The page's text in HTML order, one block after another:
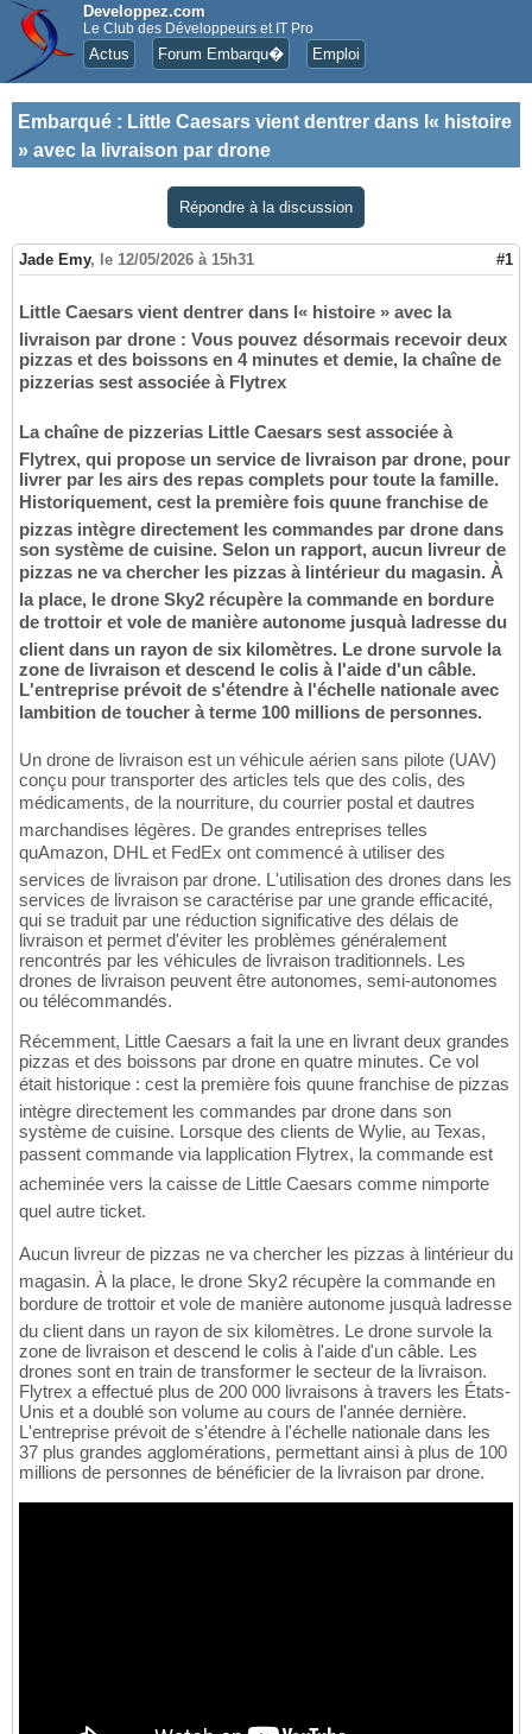
Developpez.com
Le Club des Développeurs et IT Pro
Actus Forum Embarqu� Emploi
Embarqué : Little Caesars vient dentrer dans l« histoire
» avec la livraison par drone
Répondre à la discussion
Jade Emy, le 12/05/2026 à 15h31 #1
Little Caesars vient dentrer dans l« histoire » avec la
livraison par drone : Vous pouvez désormais recevoir deux
pizzas et des boissons en 4 minutes et demie, la chaîne de
pizzerias sest associée à Flytrex
La chaîne de pizzerias Little Caesars sest associée à
Flytrex, qui propose un service de livraison par drone, pour
livrer par les airs des repas complets pour toute la famille.
Historiquement, cest la première fois quune franchise de
pizzas intègre directement les commandes par drone dans
son système de cuisine. Selon un rapport, aucun livreur de
pizzas ne va chercher les pizzas à lintérieur du magasin. À
la place, le drone Sky2 récupère la commande en bordure
de trottoir et vole de manière autonome jusquà ladresse du
client dans un rayon de six kilomètres. Le drone survole la
zone de livraison et descend le colis à l'aide d'un câble.
L'entreprise prévoit de s'étendre à l'échelle nationale avec
lambition de toucher à terme 100 millions de personnes.
Un drone de livraison est un véhicule aérien sans pilote (UAV)
conçu pour transporter des articles tels que des colis, des
médicaments, de la nourriture, du courrier postal et dautres
marchandises légères. De grandes entreprises telles
quAmazon, DHL et FedEx ont commencé à utiliser des
services de livraison par drone. L'utilisation des drones dans les
services de livraison se caractérise par une grande efficacité,
qui se traduit par une réduction significative des délais de
livraison et permet d'éviter les problèmes généralement
rencontrés par les véhicules de livraison traditionnels. Les
drones de livraison peuvent être autonomes, semi-autonomes
ou télécommandés.
Récemment, Little Caesars a fait la une en livrant deux grandes
pizzas et des boissons par drone en quatre minutes. Ce vol
était historique : cest la première fois quune franchise de pizzas
intègre directement les commandes par drone dans son
système de cuisine. Lorsque des clients de Wylie, au Texas,
passent commande via lapplication Flytrex, la commande est
acheminée vers la caisse de Little Caesars comme nimporte
quel autre ticket.
Aucun livreur de pizzas ne va chercher les pizzas à lintérieur du
magasin. À la place, le drone Sky2 récupère la commande en
bordure de trottoir et vole de manière autonome jusquà ladresse
du client dans un rayon de six kilomètres. Le drone survole la
zone de livraison et descend le colis à l'aide d'un câble. Les
drones sont en train de transformer le secteur de la livraison.
Flytrex a effectué plus de 200 000 livraisons à travers les États-
Unis et a doublé son volume au cours de l'année dernière.
L'entreprise prévoit de s'étendre à l'échelle nationale dans les
37 plus grandes agglomérations, permettant ainsi à plus de 100
millions de personnes de bénéficier de la livraison par drone.